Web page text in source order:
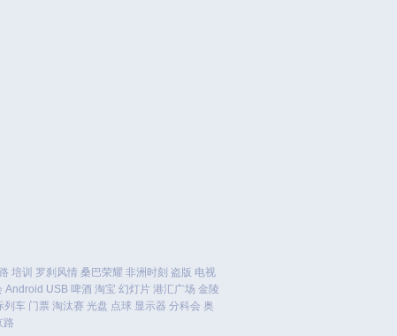
培训 罗刹风情 桑巴荣耀 非洲时刻 盗版 电视
Android USB 啤酒 淘宝 幻灯片 港汇广场 金陵
列车 门票 淘汰赛 光盘 点球 显示器 分科会 奥
路